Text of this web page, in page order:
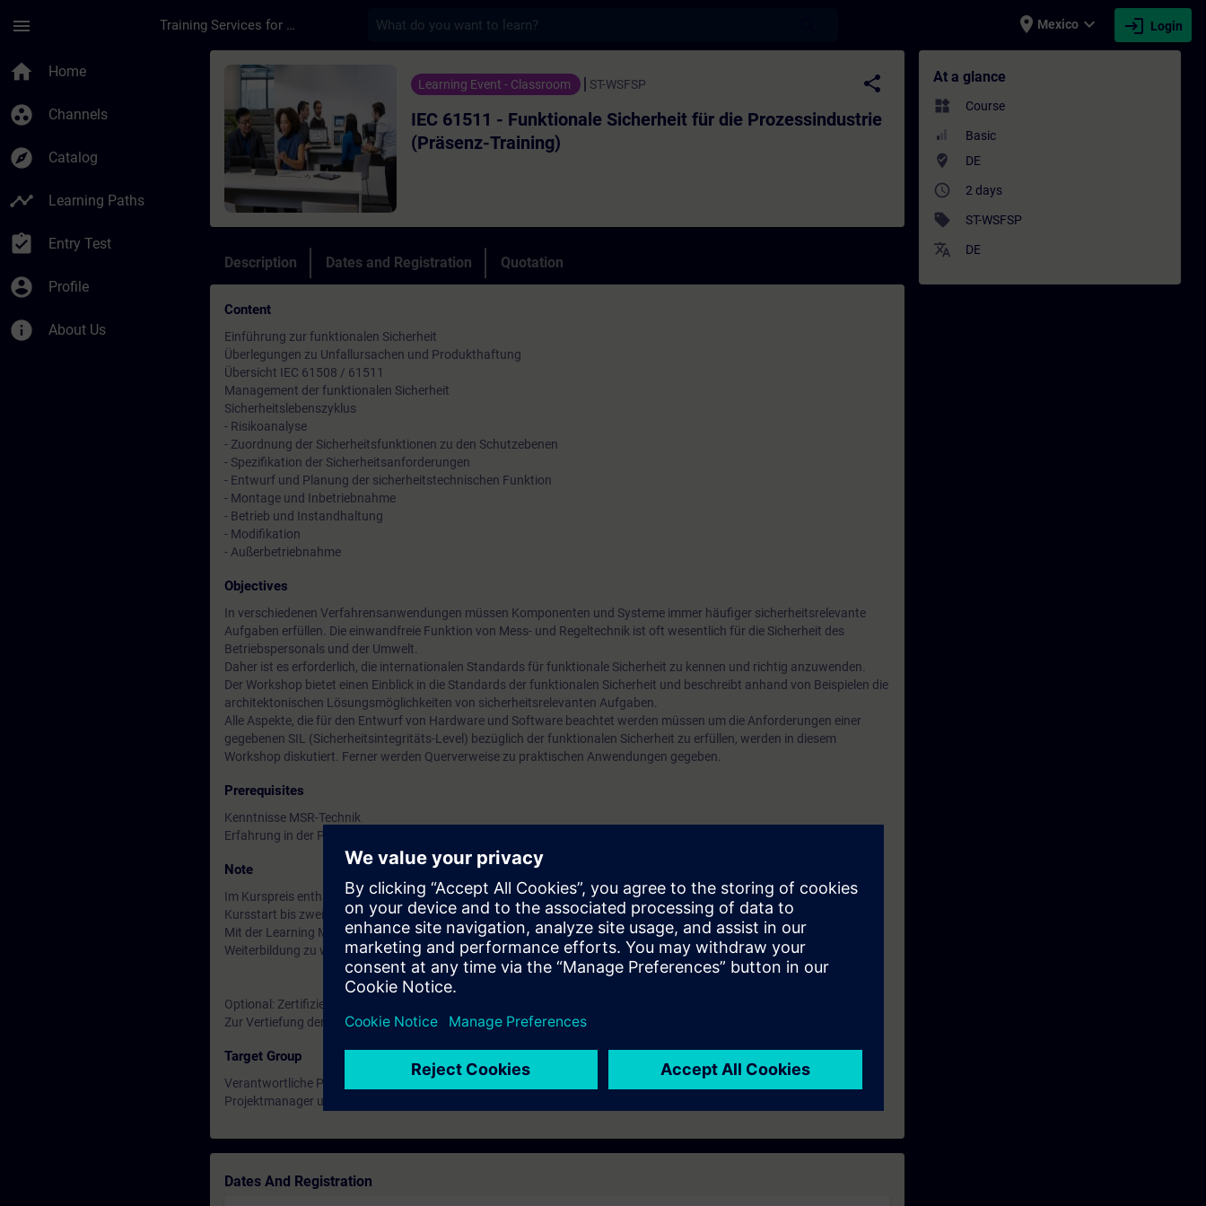
menu Training Services for Digital Industries place Mexico expand_more login Login
home Home
group_work Channels
explore Catalog
timeline Learning Paths
assignment_turned_in Entry Test
account_circle Profile
info About Us
Course - IEC 61511 - Funktionale Sicherheit für die Prozessindustrie (Präsenz-Training) - Training -
Learning Event - Classroom ST-WSFSP
share
IEC 61511 - Funktionale Sicherheit für die Prozessindustrie
(Präsenz-Training)
Description Dates and Registration Quotation
Content
Einführung zur funktionalen Sicherheit
Überlegungen zu Unfallursachen und Produkthaftung
Übersicht IEC 61508 / 61511
Management der funktionalen Sicherheit
Sicherheitslebenszyklus
- Risikoanalyse
- Zuordnung der Sicherheitsfunktionen zu den Schutzebenen
- Spezifikation der Sicherheitsanforderungen
- Entwurf und Planung der sicherheitstechnischen Funktion
- Montage und Inbetriebnahme
- Betrieb und Instandhaltung
- Modifikation
- Außerbetriebnahme
Objectives
In verschiedenen Verfahrensanwendungen müssen Komponenten und Systeme immer häufiger sicherheitsrelevante
Aufgaben erfüllen. Die einwandfreie Funktion von Mess- und Regeltechnik ist oft wesentlich für die Sicherheit des
Betriebspersonals und der Umwelt.
Daher ist es erforderlich, die internationalen Standards für funktionale Sicherheit zu kennen und richtig anzuwenden.
Der Workshop bietet einen Einblick in die Standards der funktionalen Sicherheit und beschreibt anhand von Beispielen die
architektonischen Lösungsmöglichkeiten von sicherheitsrelevanten Aufgaben.
Alle Aspekte, die für den Entwurf von Hardware und Software beachtet werden müssen um die Anforderungen einer
gegebenen SIL (Sicherheitsintegritäts-Level) bezüglich der funktionalen Sicherheit zu erfüllen, werden in diesem
Workshop diskutiert. Ferner werden Querverweise zu praktischen Anwendungen gegeben.
Prerequisites
Kenntnisse MSR-Technik
Erfahrung in der Prozess-Industrie
Note
Im Kurspreis enthalten: Kostenloser Zugang zur digitalen Lernplattform SITRAIN access– beginnend eine Woche vor
Kursstart bis zwei Wochen nach Kursende.
Mit der Learning Membership können Sie die Inhalte dieses Learning Events vertiefen oder wiederholen sowie Ihre
Weiterbildung zu weiteren interessanten Themen fortsetzen.
Optional: Zertifizierungsprüfung am Ende des Workshops (Dauer ca. zwei Stunden)
Zur Vertiefung der erworbenen Kenntnisse , empfehlen wir die Teilnahme an den Kurs ST-WSPUP
Target Group
Verantwortliche Personen von Planern, Errichtern und Betreibern usw. in der Prozess-Industrie
Projektmanager und Planer von sicherheitsgerichteten Systemen in der Prozessindustrie (Hardware & Software)
Dates And Registration
At a glance
widgets Course
Basic
where_to_vote DE
access_time 2 days
sell ST-WSFSP
translate DE